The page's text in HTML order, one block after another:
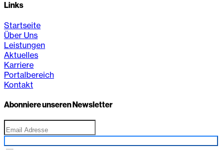
Links
Startseite
Über Uns
Leistungen
Aktuelles
Karriere
Portalbereich
Kontakt
Abonniere unseren Newsletter